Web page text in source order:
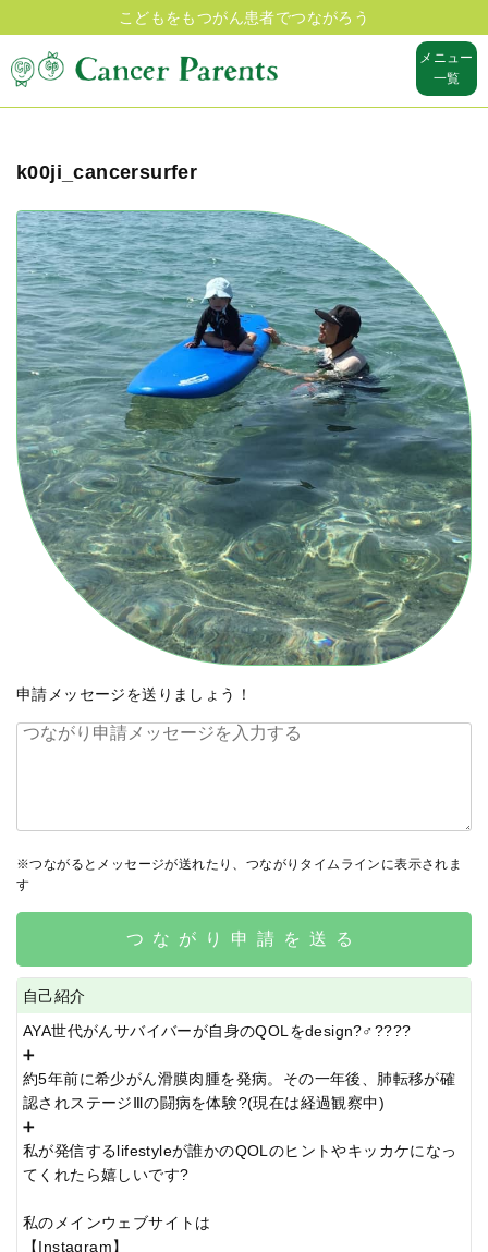
こどもをもつがん患者でつながろう
メニュー
一覧
k00ji_cancersurfer
申請メッセージを送りましょう！
※つながるとメッセージが送れたり、つながりタイムラインに表示されま
す
つながり申請を送る
自己紹介
AYA世代がんサバイバーが自身のQOLをdesign?‍♂?‍?‍??
➕
約5年前に希少がん滑膜肉腫を発病。その一年後、肺転移が確
認されステージⅢの闘病を体験?(現在は経過観察中)
➕
私が発信するlifestyleが誰かのQOLのヒントやキッカケになっ
てくれたら嬉しいです?
私のメインウェブサイトは
【Instagram】